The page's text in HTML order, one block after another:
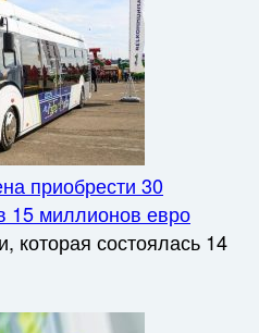
приобрести 30
15 миллионов евро
которая состоялась 14